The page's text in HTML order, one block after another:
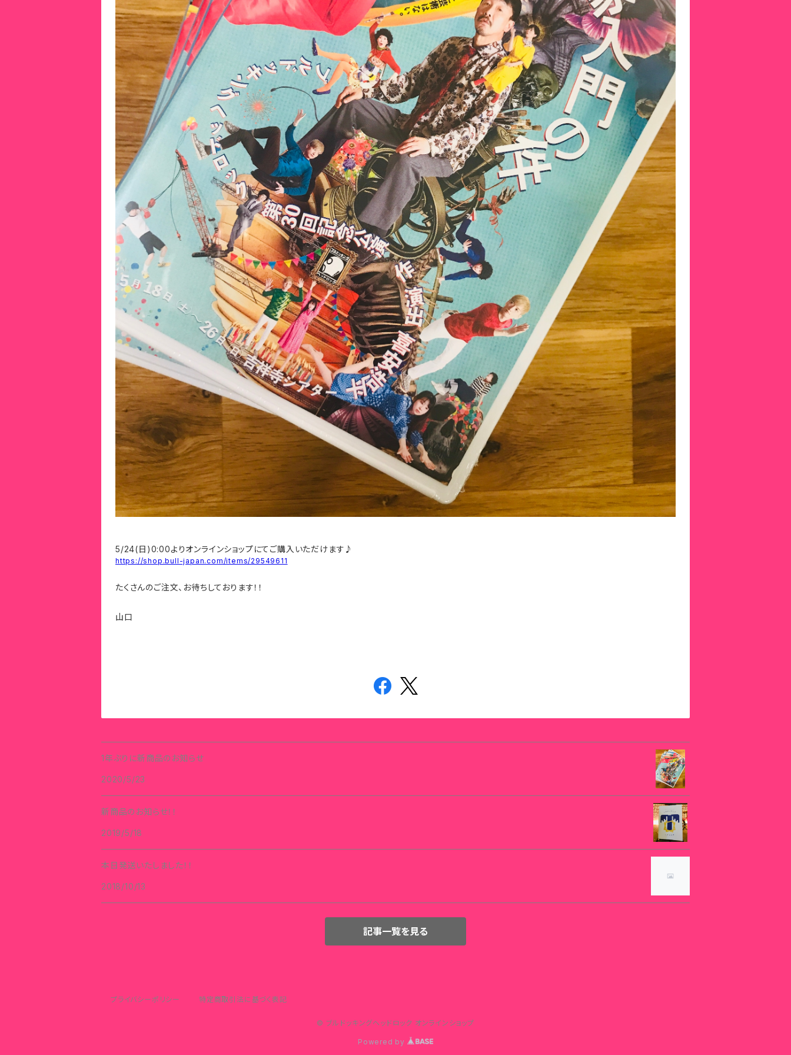
5/24(日)0:00よりオンラインショップにてご購入いただけます♪
https://shop.bull-japan.com/items/29549611
たくさんのご注文、お待ちしております！！
山口
1年ぶりに新商品のお知らせ
2020/5/23
新商品のお知らせ！！
2019/5/18
本日発送いたしました！！
2018/10/13
記事一覧を見る
プライバシーポリシー 特定商取引法に基づく表記
© ブルドッキングヘッドロック オンラインショップ
Powered by